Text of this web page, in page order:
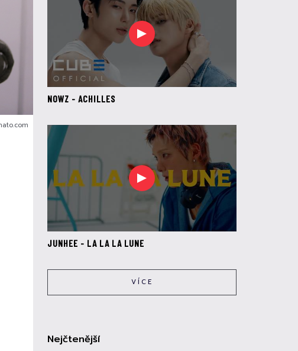
NOWZ - ACHILLES
JUNHEE - LA LA LA LUNE
VÍCE
Nejčtenější